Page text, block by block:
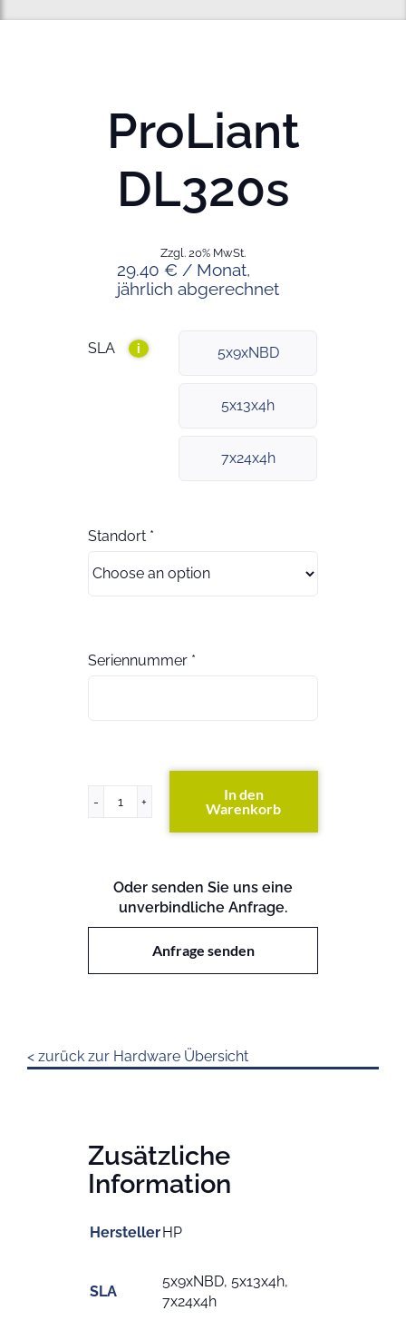
ProLiant
DL320s
29.40 € / Monat,
jährlich abgerechnet
Zzgl. 20% MwSt.
SLA i 5x9xNBD
5x13x4h
7x24x4h
Standort *
Seriennummer *
ProLiant
In den
Warenkorb
Oder senden Sie uns eine
unverbindliche Anfrage.
Anfrage senden
< zurück zur Hardware Übersicht
Zusätzliche
Information
HerstellerHP
SLA
5x9xNBD, 5x13x4h,
7x24x4h